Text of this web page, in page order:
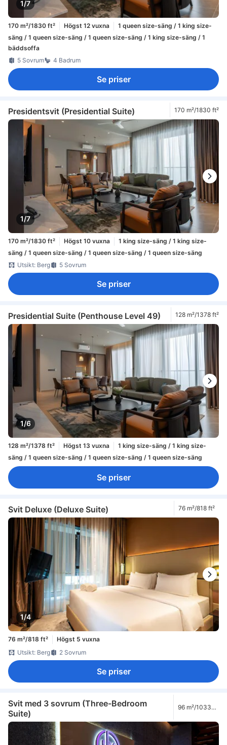
1/7
170 m²/1830 ft² Högst 12 vuxna
1 queen size-säng / 1 king size-
säng / 1 queen size-säng / 1 queen size-säng / 1 king size-säng / 1
bäddsoffa
5 Sovrum
4 Badrum
Se priser
Presidentsvit (Presidential Suite) 170 m²/1830 ft²
1/7
170 m²/1830 ft² Högst 10 vuxna
1 king size-säng / 1 king size-
säng / 1 queen size-säng / 1 queen size-säng / 1 queen size-säng
Utsikt: Berg
5 Sovrum
Se priser
Presidential Suite (Penthouse Level 49) 128 m²/1378 ft²
1/6
128 m²/1378 ft² Högst 13 vuxna
1 king size-säng / 1 king size-
säng / 1 queen size-säng / 1 queen size-säng / 1 queen size-säng
Se priser
Svit Deluxe (Deluxe Suite) 76 m²/818 ft²
1/4
76 m²/818 ft²
Högst 5 vuxna
Utsikt: Berg
2 Sovrum
Se priser
Svit med 3 sovrum (Three-Bedroom
Suite)
96 m²/1033